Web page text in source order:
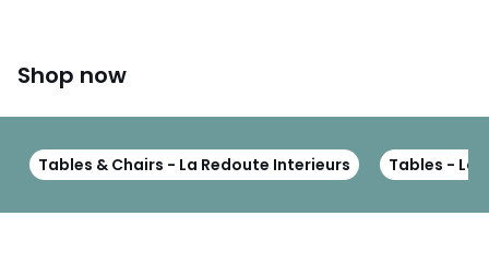
Shop now
Tables & Chairs - La Redoute Interieurs Tables - La